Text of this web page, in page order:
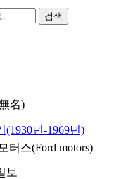
名)
(1930년-1969년)
터스(Ford motors)
보